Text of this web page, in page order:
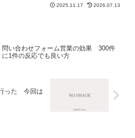
「提供物に対してお金を払う」というこ
2025.11.17 2026.07.13
問い合わせフォーム営業の効果 300件
に1件の反応でも良い方
った 今回は